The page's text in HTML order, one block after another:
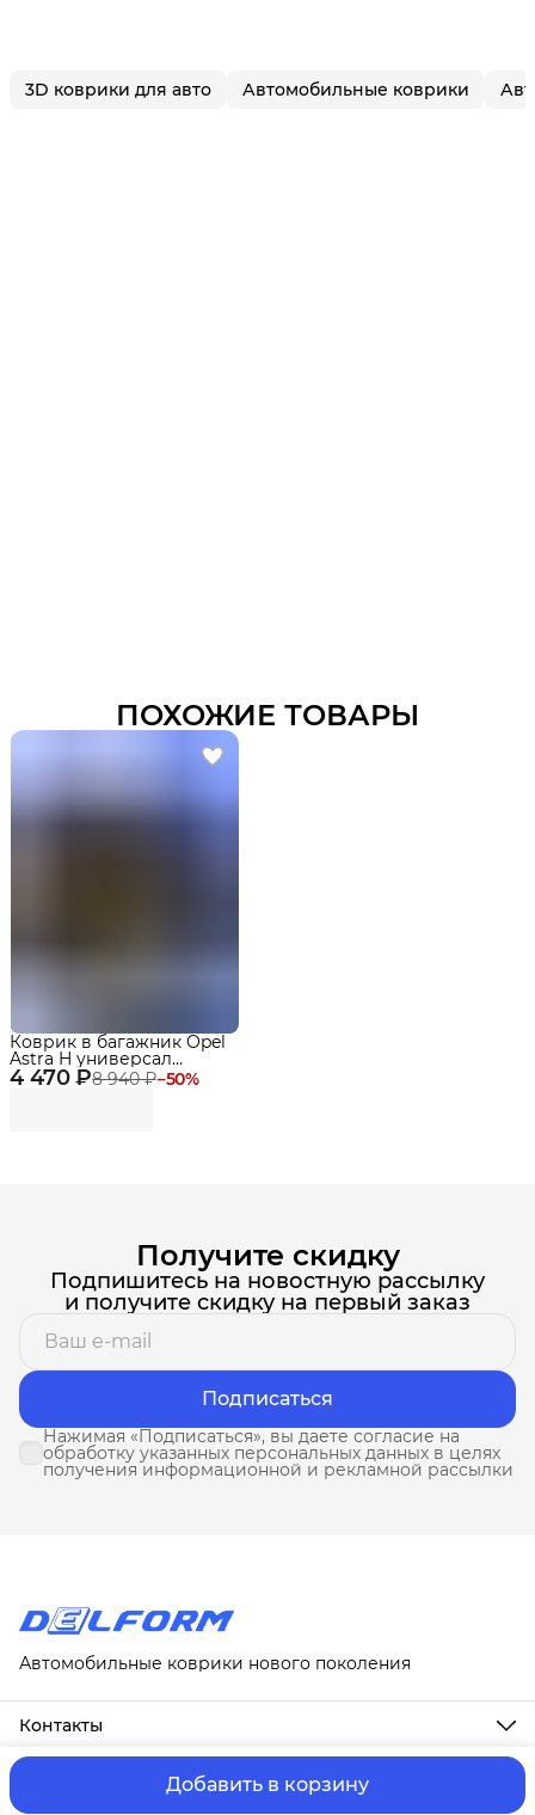
Добавить в корзину
3D коврики для авто Автомобильные коврики
ПОХОЖИЕ ТОВАРЫ
4 470 ₽8 940 ₽−50%
Коврик в багажник Opel
Astra H универсал
(2004-2014) EVA 3D
Premium
Получите скидку
Подпишитесь на новостную рассылку
и получите скидку на первый заказ
Подписаться
Нажимая «Подписаться», вы даете согласие на
обработку указанных персональных данных в целях
получения информационной и рекламной рассылки
Автомобильные коврики нового поколения
Контакты
Адрес
г. Москва, ул. Новослободская, д. 20, 1А
ⓒ ИП Третьякова Т.А.Оплата и Доставка